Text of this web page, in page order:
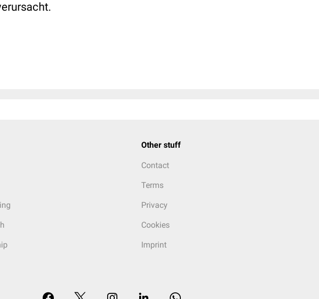
Other stuff
Contact
Terms
Privacy
Cookies
Imprint